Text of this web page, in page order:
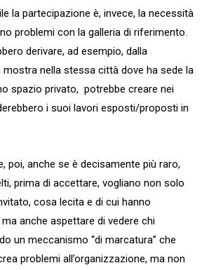
la partecipazione è, invece, la necessità
problemi con la galleria di riferimento.
derivare, ad esempio, dalla
nella stessa città dove ha sede la
spazio privato, potrebbe creare nei
i suoi lavori esposti/proposti in
poi, anche se è decisamente più raro,
prima di accettare, vogliano non solo
cosa lecita e di cui hanno
anche aspettare di vedere chi
un meccanismo “di marcatura” che
problemi all’organizzazione, ma non